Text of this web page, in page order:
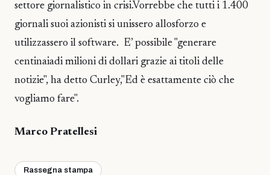
settore giornalistico in crisi.Vorrebbe che tutti i 1.400
giornali suoi azionisti si unissero allosforzo e
utilizzassero il software. E’ possibile "generare
centinaiadi milioni di dollari grazie ai titoli delle
notizie", ha detto Curley,"Ed è esattamente ciò che
vogliamo fare".
Marco Pratellesi
Rassegna stampa